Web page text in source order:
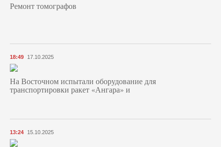
Ремонт томографов
18:49 17.10.2025
На Восточном испытали оборудование для
транспортировки ракет «Ангара» и
13:24 15.10.2025